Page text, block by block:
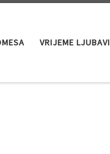
VRIJEME LJUBAVI